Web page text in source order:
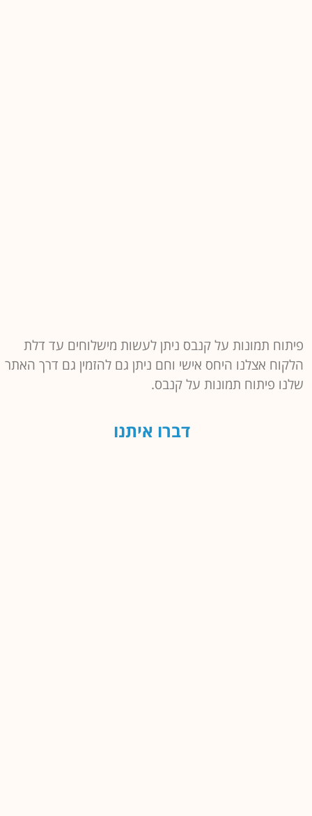
פיתוח תמונות על קנבס ניתן לעשות מישלוחים עד דלת
הלקוח אצלנו היחס אישי וחם ניתן גם להזמין גם דרך האתר
שלנו פיתוח תמונות על קנבס.
דברו איתנו